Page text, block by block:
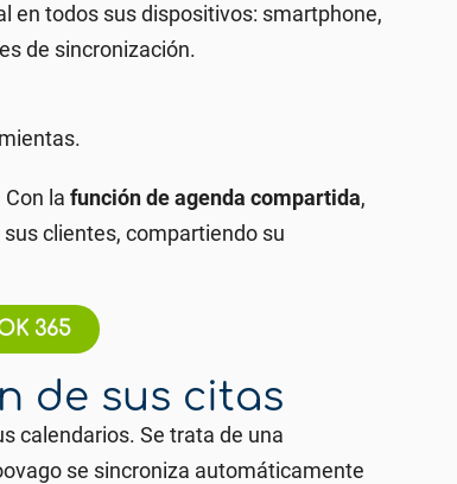
en todos sus dispositivos: smartphone,
de sincronización.
la función de agenda compartida,
clientes, compartiendo su
365
de sus citas
calendarios. Se trata de una
se sincroniza automáticamente